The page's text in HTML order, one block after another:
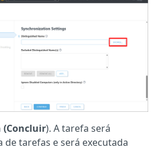
(Concluir). A tarefa será
de tarefas e será executada